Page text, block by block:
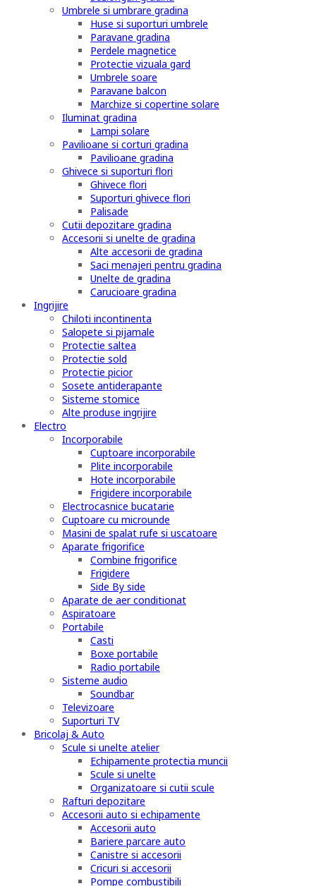
Umbrele si umbrare gradina
Huse si suporturi umbrele
Paravane gradina
Perdele magnetice
Protectie vizuala gard
Umbrele soare
Paravane balcon
Marchize si copertine solare
Iluminat gradina
Lampi solare
Pavilioane si corturi gradina
Pavilioane gradina
Ghivece si suporturi flori
Ghivece flori
Suporturi ghivece flori
Palisade
Cutii depozitare gradina
Accesorii si unelte de gradina
Alte accesorii de gradina
Saci menajeri pentru gradina
Unelte de gradina
Carucioare gradina
Ingrijire
Chiloti incontinenta
Salopete si pijamale
Protectie saltea
Protectie sold
Protectie picior
Sosete antiderapante
Sisteme stomice
Alte produse ingrijire
Electro
Incorporabile
Cuptoare incorporabile
Plite incorporabile
Hote incorporabile
Frigidere incorporabile
Electrocasnice bucatarie
Cuptoare cu microunde
Masini de spalat rufe si uscatoare
Aparate frigorifice
Combine frigorifice
Frigidere
Side By side
Aparate de aer conditionat
Aspiratoare
Portabile
Casti
Boxe portabile
Radio portabile
Sisteme audio
Soundbar
Televizoare
Suporturi TV
Bricolaj & Auto
Scule si unelte atelier
Echipamente protectia muncii
Scule si unelte
Organizatoare si cutii scule
Rafturi depozitare
Accesorii auto si echipamente
Accesorii auto
Bariere parcare auto
Canistre si accesorii
Cricuri si accesorii
Pompe combustibili